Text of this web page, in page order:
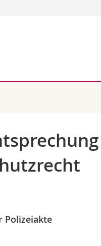
Forschende
Polizeiakte